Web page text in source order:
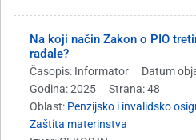
Na koji način Zakon o PIO
rađale?
Časopis: Informator Datum
Godina: 2025
Strana: 48
Oblast: Penzijsko i invalidsko
Zaštita materinstva